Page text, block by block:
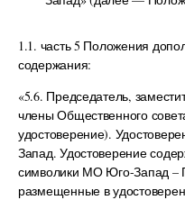
1.1. часть 5 Положения
содержания:
«5.6. Председатель,
члены Общественного
удостоверение).
Запад. Удостоверение
символики МО Юго-Запад
размещенные в